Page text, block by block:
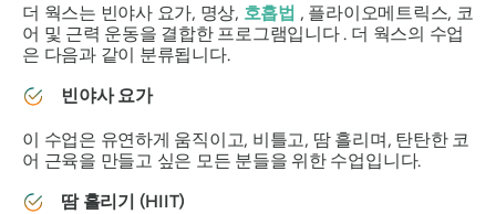
더 웍스는 빈야사 요가, 명상, 호흡법 , 플라이오메트릭스, 코
어 및 근력 운동을 결합한 프로그램입니다 . 더 웍스의 수업
은 다음과 같이 분류됩니다.
빈야사 요가
이 수업은 유연하게 움직이고, 비틀고, 땀 흘리며, 탄탄한 코
어 근육을 만들고 싶은 모든 분들을 위한 수업입니다.
땀 흘리기 (HIIT)